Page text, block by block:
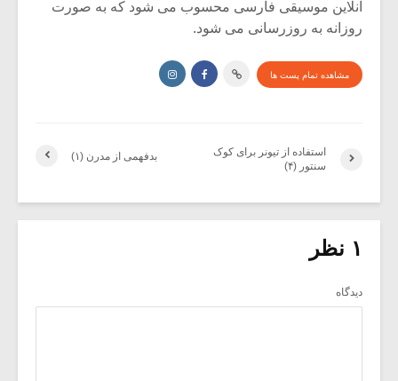
آنلاین موسیقی فارسی محسوب می شود که به صورت
روزانه به روزرسانی می شود.
مشاهده تمام پست ها
بدفهمى از مدرن (۱)
استفاده از تیونر برای کوک
سنتور (۴)
۱ نظر
دیدگاه